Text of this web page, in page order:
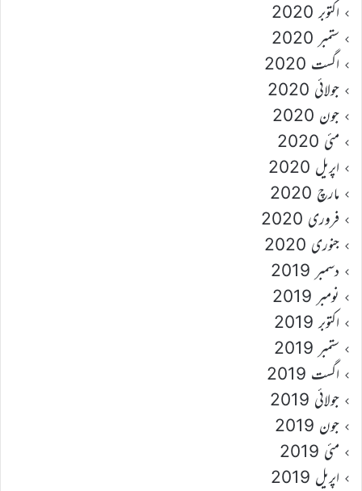
اکتوبر 2020
ستمبر 2020
اگست 2020
جولائی 2020
جون 2020
مئی 2020
اپریل 2020
مارچ 2020
فروری 2020
جنوری 2020
دسمبر 2019
نومبر 2019
اکتوبر 2019
ستمبر 2019
اگست 2019
جولائی 2019
جون 2019
مئی 2019
اپریل 2019